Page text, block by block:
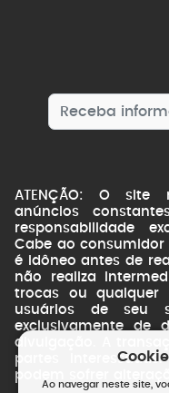
ATENÇÃO: O site
anúncios
responsabilidade
Cabe ao
é idôneo antes de
não realiza
trocas ou qualquer
usuários de seu
exclusivamente de
divulgação. A
partes
podem sofrer
Ao navegar neste site,